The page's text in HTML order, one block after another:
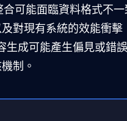
合可能面臨資料格式不
對現有系統的效能衝擊
生成可能產生偏見或錯
制。